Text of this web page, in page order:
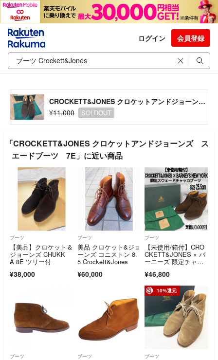
ログイン 会員登録
CROCKETT&JONES クロケットアンドジョーンズ スエードブーツ 7E
¥11,000
SOLDOUT
「CROCKETT&JONES クロケットアンドジョーンズ ス
エードブーツ 7E」に近い商品
ブーツ
【美品】クロケット＆
ジョーンズ CHUKK
A 8E ツリー付
¥38,000
ブーツ
美品 クロケット&ジョ
ーンズ コニストン 8.
5 Crockett&Jones
¥60,000
ブーツ
【未使用/箱付】CRO
CKETT&JONES × バ
ーニーズ 限定チャッ
¥46,800
ブーツ ブーツ
10%還元
ブーツ